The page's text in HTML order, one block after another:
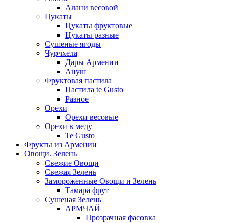
Алани весовой
Цукаты
Цукаты фруктовые
Цукаты разные
Сушеные ягоды
Чурчхела
Дары Армении
Ануш
Фруктовая пастила
Пастила te Gusto
Разное
Орехи
Орехи весовые
Орехи в меду
Te Gusto
Фрукты из Армении
Овощи. Зелень
Свежие Овощи
Свежая Зелень
Замороженные Овощи и Зелень
Тамара фрут
Сушеная Зелень
АРМЧАЙ
Прозрачная фасовка